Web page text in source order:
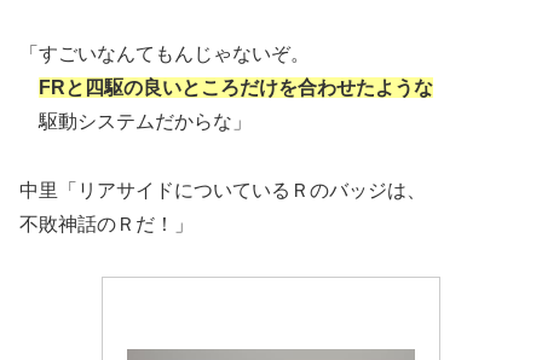
「すごいなんてもんじゃないぞ。
FRと四駆の良いところだけを合わせたような
駆動システムだからな」
中里「リアサイドについているＲのバッジは、
不敗神話のＲだ！」